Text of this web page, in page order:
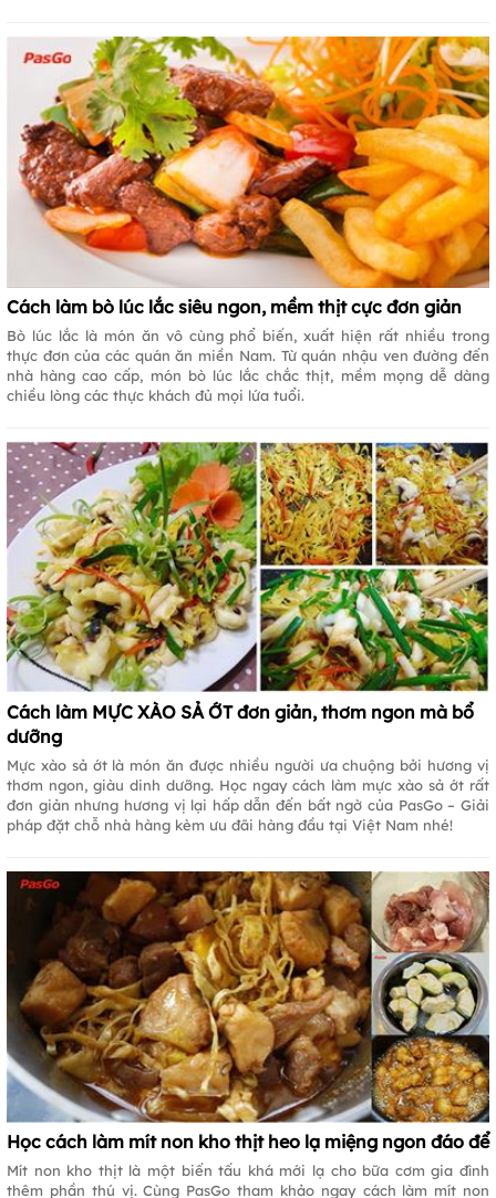
Cách làm bò lúc lắc siêu ngon, mềm thịt cực đơn giản
Bò lúc lắc là món ăn vô cùng phổ biến, xuất hiện rất nhiều trong
thực đơn của các quán ăn miền Nam. Từ quán nhậu ven đường đến
nhà hàng cao cấp, món bò lúc lắc chắc thịt, mềm mọng dễ dàng
chiều lòng các thực khách đủ mọi lứa tuổi.
Cách làm MỰC XÀO SẢ ỚT đơn giản, thơm ngon mà bổ
dưỡng
Mực xào sả ớt là món ăn được nhiều người ưa chuộng bởi hương vị
thơm ngon, giàu dinh dưỡng. Học ngay cách làm mực xào sả ớt rất
đơn giản nhưng hương vị lại hấp dẫn đến bất ngờ của PasGo – Giải
pháp đặt chỗ nhà hàng kèm ưu đãi hàng đầu tại Việt Nam nhé!
Học cách làm mít non kho thịt heo lạ miệng ngon đáo để
Mít non kho thịt là một biến tấu khá mới lạ cho bữa cơm gia đình
thêm phần thú vị. Cùng PasGo tham khảo ngay cách làm mít non